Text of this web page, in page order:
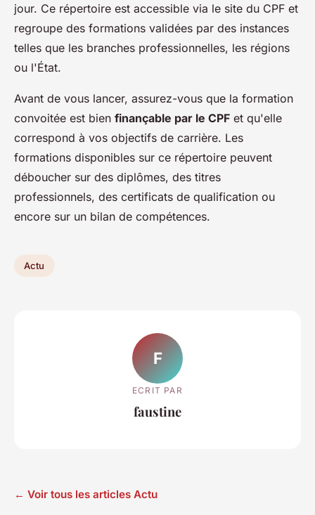
jour. Ce répertoire est accessible via le site du CPF et
regroupe des formations validées par des instances
telles que les branches professionnelles, les régions
ou l'État.
Avant de vous lancer, assurez-vous que la formation
convoitée est bien finançable par le CPF et qu'elle
correspond à vos objectifs de carrière. Les
formations disponibles sur ce répertoire peuvent
déboucher sur des diplômes, des titres
professionnels, des certificats de qualification ou
encore sur un bilan de compétences.
Actu
F
ECRIT PAR
faustine
← Voir tous les articles Actu